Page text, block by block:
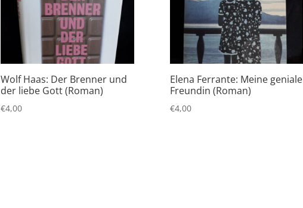
Wolf Haas: Der Brenner und
der liebe Gott (Roman)
€4,00
Elena Ferrante: Meine geniale
Freundin (Roman)
€4,00